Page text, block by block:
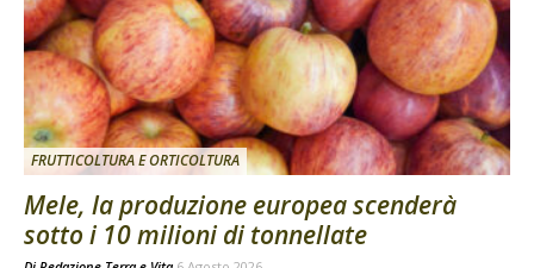
FRUTTICOLTURA E ORTICOLTURA
Mele, la produzione europea scenderà
sotto i 10 milioni di tonnellate